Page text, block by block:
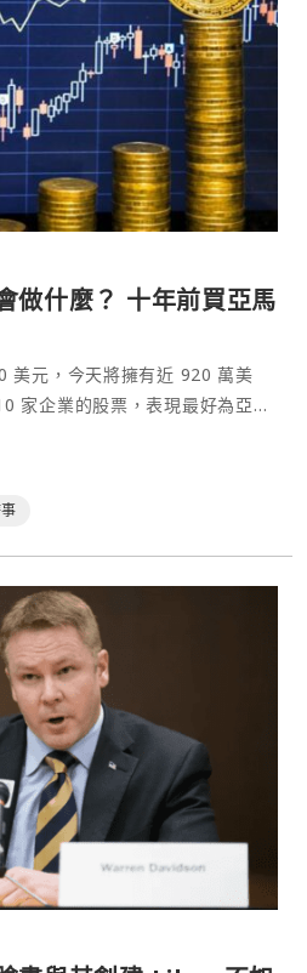
做什麼？ 十年前買亞馬
美元，今天將擁有近 920 萬美
家企業的股票，表現最好為亞馬
。比特⋯